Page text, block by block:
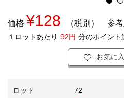
価格 ¥128 （税別） 参考
１ロットあたり 92円 分のポイント
お気に
ロット
72